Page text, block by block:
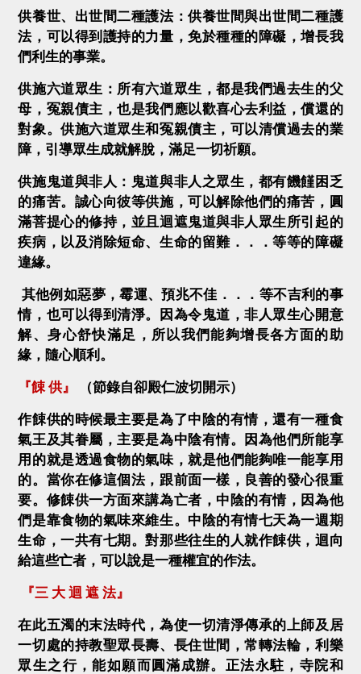
供養世、出世間二種護法：供養世間與出世間二種護
法，可以得到護持的力量，免於種種的障礙，增長我
們利生的事業。
供施六道眾生：所有六道眾生，都是我們過去生的父
母，冤親債主，也是我們應以歡喜心去利益，償還的
對象。供施六道眾生和冤親債主，可以清償過去的業
障，引導眾生成就解脫，滿足一切祈願。
供施鬼道與非人：鬼道與非人之眾生，都有饑饉困乏
的痛苦。誠心向彼等供施，可以解除他們的痛苦，圓
滿菩提心的修持，並且迴遮鬼道與非人眾生所引起的
疾病，以及消除短命、生命的留難．．．等等的障礙
違緣。
其他例如惡夢，霉運、預兆不佳．．．等不吉利的事
情，也可以得到清淨。因為令鬼道，非人眾生心開意
解、身心舒快滿足，所以我們能夠增長各方面的助
緣，隨心順利。
『餗 供』 （節錄自卻殿仁波切開示）
作餗供的時候最主要是為了中陰的有情，還有一種食
氣王及其眷屬，主要是為中陰有情。因為他們所能享
用的就是透過食物的氣味，就是他們能夠唯一能享用
的。當你在修這個法，跟前面一樣，良善的發心很重
要。修餗供一方面來講為亡者，中陰的有情，因為他
們是靠食物的氣味來維生。中陰的有情七天為一週期
生命，一共有七期。對那些往生的人就作餗供，迴向
給這些亡者，可以說是一種權宜的作法。
『三 大 迴 遮 法』
在此五濁的末法時代，為使一切清淨傳承的上師及居
一切處的持教聖眾長壽、長住世間，常轉法輪，利樂
眾生之行，能如願而圓滿成辦。正法永駐，寺院和